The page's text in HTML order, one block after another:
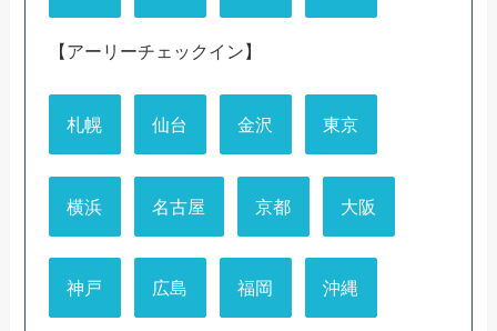
【アーリーチェックイン】
札幌 仙台 金沢 東京
横浜 名古屋 京都 大阪
神戸 広島 福岡 沖縄